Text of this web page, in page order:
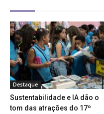
Destaque
Sustentabilidade e IA dão o
tom das atrações do 17º